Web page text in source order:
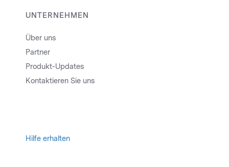
UNTERNEHMEN
Über uns
Partner
Produkt-Updates
Kontaktieren Sie uns
Hilfe erhalten